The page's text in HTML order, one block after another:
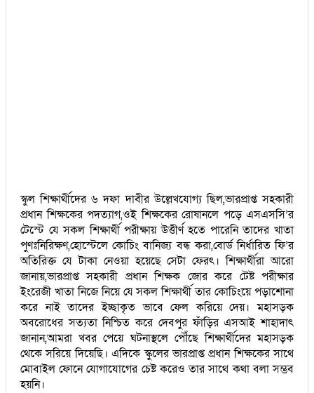
স্কুল শিক্ষার্থীদের ৬ দফা দাবীর উল্লেখযোগ্য ছিল,ভারপ্রাপ্ত সহকারী
প্রধান শিক্ষকের পদত্যাগ,ওই শিক্ষকের রোষানলে পড়ে এসএসসি’র
টেস্টে যে সকল শিক্ষার্থী পরীক্ষায় উত্তীর্ণ হতে পারেনি তাদের খাতা
পুণঃনিরিক্ষণ,হোস্টেলে কোচিং বানিজ্য বন্ধ করা,বোর্ড নির্ধারিত ফি’র
অতিরিক্ত যে টাকা নেওয়া হয়েছে সেটা ফেরৎ। শিক্ষার্থীরা আরো
জানায়,ভারপ্রাপ্ত সহকারী প্রধান শিক্ষক জোর করে টেষ্ট পরীক্ষার
ইংরেজী খাতা নিজে নিয়ে যে সকল শিক্ষার্থী তার কোচিংয়ে পড়াশোনা
করে নাই তাদের ইচ্ছাকৃত ভাবে ফেল করিয়ে দেয়। মহাসড়ক
অবরোধের সত্যতা নিশ্চিত করে দেবপুর ফাঁড়ির এসআই শাহাদাৎ
জানান,আমরা খবর পেয়ে ঘটনাস্থলে পৌঁছে শিক্ষার্থীদের মহাসড়ক
থেকে সরিয়ে দিয়েছি। এদিকে স্কুলের ভারপ্রাপ্ত প্রধান শিক্ষকের সাথে
মোবাইল ফোনে যোগাযোগের চেষ্ট করেও তার সাথে কথা বলা সম্ভব
হয়নি।